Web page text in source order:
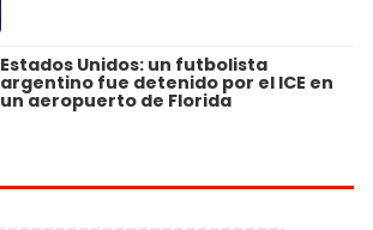
Estados Unidos: un futbolista
argentino fue detenido por el ICE en
un aeropuerto de Florida